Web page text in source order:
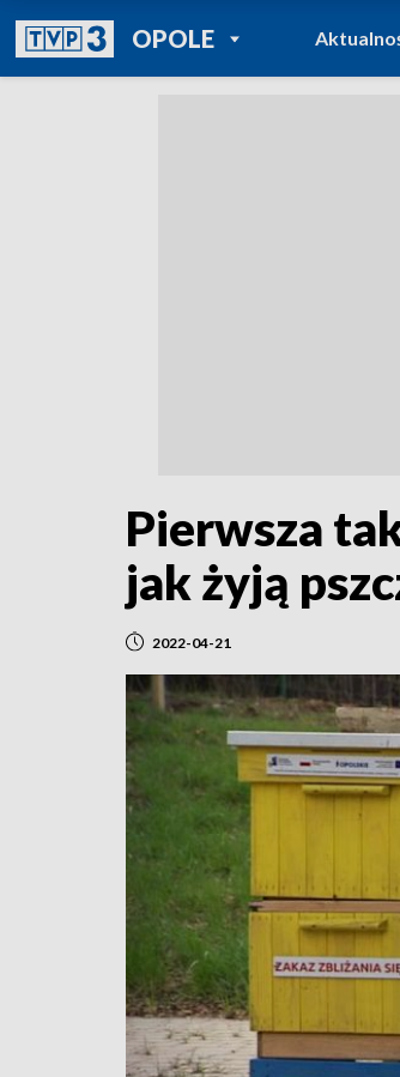
OPOLEPOWRÓT DO
TVP REGIONY
Pierwsza
jak żyją
2022-04-21